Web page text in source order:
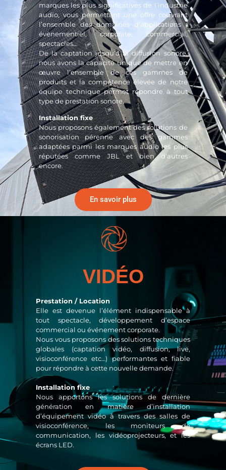
marques les plus significatives de l’industrie
audio, vous permettant une offre couvrant
l’ensemble des domaines d’applications :
évènementiel, corporate, commercial,
spectacles…
De la captation jusqu’à la diffusion sonore,
nous avons la capacité unique de mettre en
œuvre l’ensemble de ces gammes de
produits et la compétence élevée de notre
équipe technique permet répondre à tout
type de prestation sonore.
Installation fixe
Nous proposons également des solutions de
sonorisation pérenne avec des gammes
adaptées parmi les marques audio les plus
réputées comme JBL et bien d’autres
encore.
En savoir plus
VIDÉO
Prestation / Location
Elle est devenue l’élément indispensable à
tout spectacle, développement d’espace
commercial ou événement corporate.
Nous vous proposons des solutions techniques
globales (captation vidéo, diffusion, live,
visioconférence etc…) performantes et fiable
pour répondre à cette nouvelle demande.
Installation fixe
Nous apportons les solutions de dernière
génération en matière d’installation
d’équipement vidéo à travers des salles de
visioconférence, les moniteurs de
communication, les vidéoprojecteurs, et les
écrans LED.